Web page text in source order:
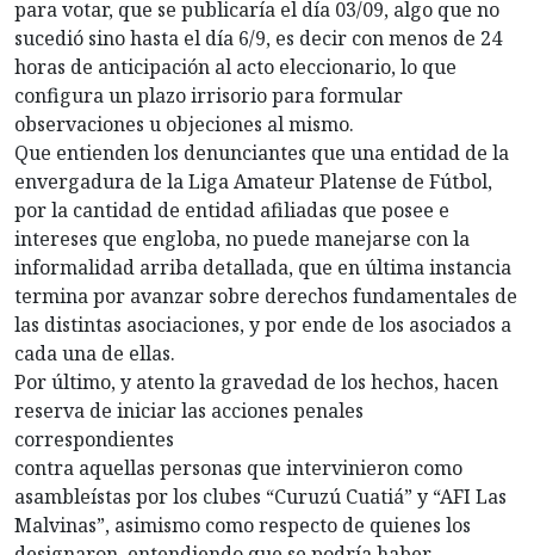
para votar, que se publicaría el día 03/09, algo que no
sucedió sino hasta el día 6/9, es decir con menos de 24
horas de anticipación al acto eleccionario, lo que
configura un plazo irrisorio para formular
observaciones u objeciones al mismo.
Que entienden los denunciantes que una entidad de la
envergadura de la Liga Amateur Platense de Fútbol,
por la cantidad de entidad afiliadas que posee e
intereses que engloba, no puede manejarse con la
informalidad arriba detallada, que en última instancia
termina por avanzar sobre derechos fundamentales de
las distintas asociaciones, y por ende de los asociados a
cada una de ellas.
Por último, y atento la gravedad de los hechos, hacen
reserva de iniciar las acciones penales
correspondientes
contra aquellas personas que intervinieron como
asambleístas por los clubes “Curuzú Cuatiá” y “AFI Las
Malvinas”, asimismo como respecto de quienes los